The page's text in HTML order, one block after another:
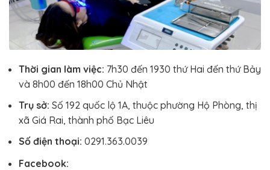
Thời gian làm việc: 7h30 đến 1930 thứ Hai đến thứ Bảy
và 8h00 đến 18h00 Chủ Nhật
Trụ sở: Số 192 quốc lộ 1A, thuộc phường Hộ Phòng, thị
xã Giá Rai, thành phố Bạc Liêu
Số điện thoại: 0291.363.0039
Facebook: